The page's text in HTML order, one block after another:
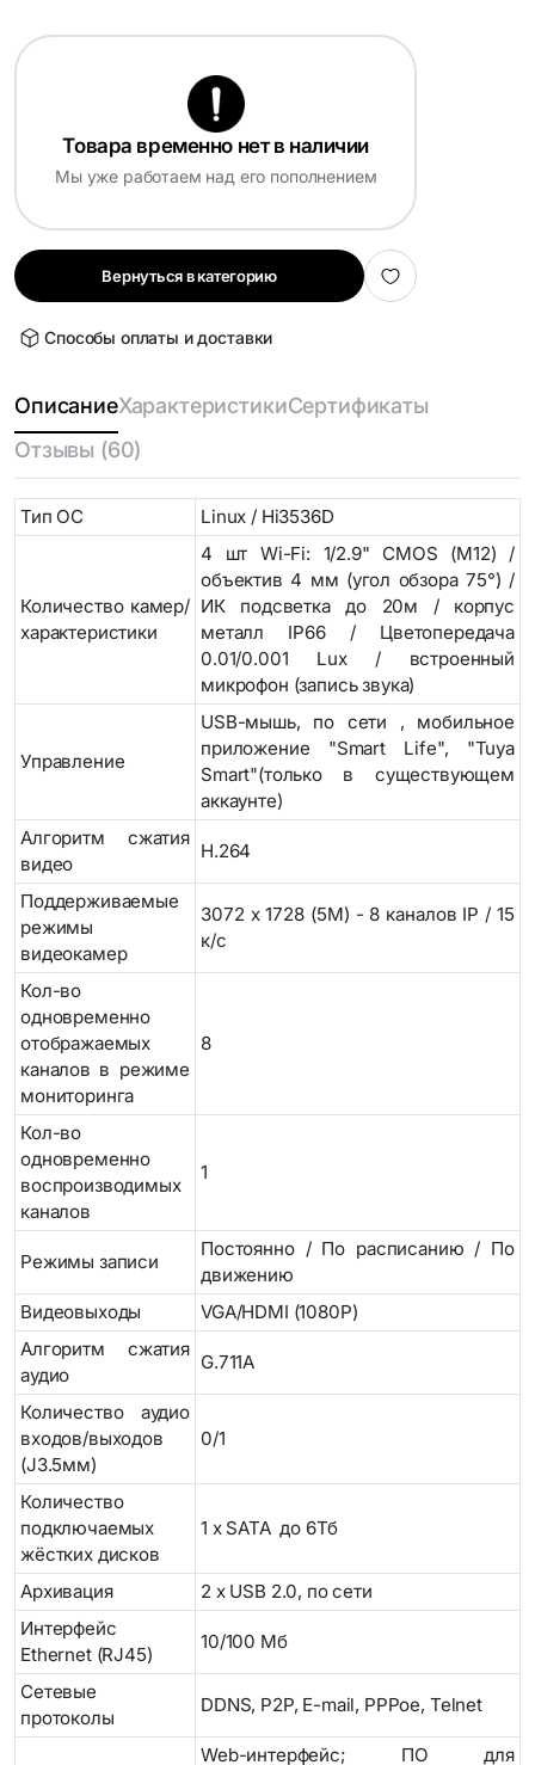
Товара временно нет в наличии
Мы уже работаем над его пополнением
Вернуться в категорию
Способы оплаты и доставки
ОписаниеХарактеристикиСертификаты
Отзывы (60)
Тип ОС Linux / Hi3536D
Количество камер/
характеристики
4 шт Wi-Fi: 1/2.9" CMOS (M12) /
объектив 4 мм (угол обзора 75°) /
ИК подсветка до 20м / корпус
металл IP66 / Цветопередача
0.01/0.001 Lux / встроенный
микрофон (запись звука)
Управление
USB-мышь, по сети , мобильное
приложение "Smart Life", "Tuya
Smart"(только в существующем
аккаунте)
Алгоритм сжатия
видео
H.264
Поддерживаемые
режимы
видеокамер
3072 x 1728 (5M) - 8 каналов IP / 15
к/с
Кол-во
одновременно
отображаемых
каналов в режиме
мониторинга
8
Кол-во
одновременно
воспроизводимых
каналов
1
Режимы записи
Постоянно / По расписанию / По
движению
Видеовыходы
VGA/HDMI (1080Р)
Алгоритм сжатия
аудио
G.711А
Количество аудио
входов/выходов
(J3.5мм)
0/1
Количество
подключаемых
жёстких дисков
1 x SATA до 6Тб
Архивация
2 х USB 2.0, по сети
Интерфейс
Ethernet (RJ45)
10/100 Мб
Сетевые
протоколы
DDNS, P2P, E-mail, PPPoe, Telnet
Web-интерфейс; ПО для